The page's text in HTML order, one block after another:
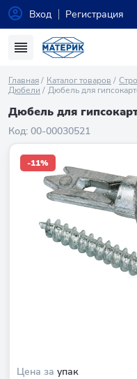
Вход Регистрация
Главная Каталог товаров
Дюбели
Дюбель для
Дюбель для
Код: 00-00030521
Цена за упак
-11%